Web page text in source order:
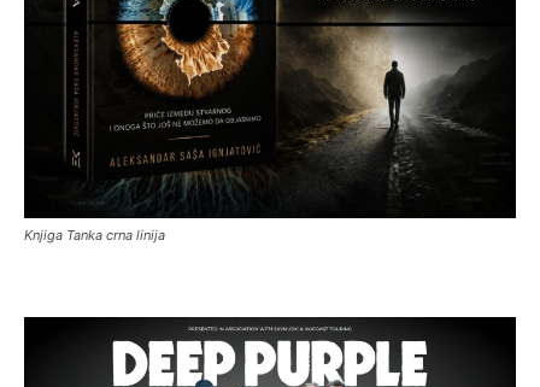
Knjiga Tanka crna linija